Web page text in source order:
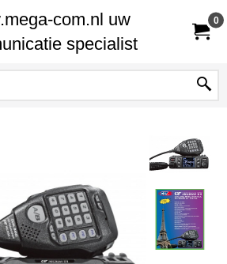
com.nl uw
specialist
0